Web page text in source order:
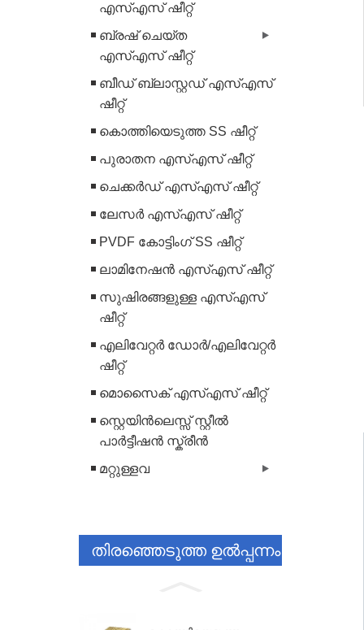
എസ്എസ് ഷീറ്റ്
ബ്രഷ് ചെയ്ത
എസ്എസ് ഷീറ്റ്
ബീഡ് ബ്ലാസ്റ്റഡ് എസ്എസ്
ഷീറ്റ്
കൊത്തിയെടുത്ത SS ഷീറ്റ്
പുരാതന എസ്എസ് ഷീറ്റ്
ചെക്കർഡ് എസ്എസ് ഷീറ്റ്
ലേസർ എസ്എസ് ഷീറ്റ്
PVDF കോട്ടിംഗ് SS ഷീറ്റ്
ലാമിനേഷൻ എസ്എസ് ഷീറ്റ്
സുഷിരങ്ങളുള്ള എസ്എസ്
ഷീറ്റ്
എലിവേറ്റർ ഡോർ/എലിവേറ്റർ
ഷീറ്റ്
മൊസൈക് എസ്എസ് ഷീറ്റ്
സ്റ്റെയിൻലെസ്സ് സ്റ്റീൽ
പാർട്ടീഷൻ സ്ക്രീൻ
മറ്റുള്ളവ
തിരഞ്ഞെടുത്ത ഉൽപ്പന്നം